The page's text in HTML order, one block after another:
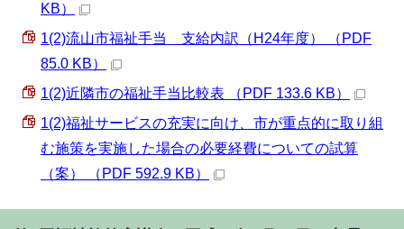
KB）
1(2)流山市福祉手当 支給内訳（H24年度） （PDF
85.0 KB）
1(2)近隣市の福祉手当比較表 （PDF 133.6 KB）
1(2)福祉サービスの充実に向け、市が重点的に取り組
む施策を実施した場合の必要経費についての試算
（案） （PDF 592.9 KB）